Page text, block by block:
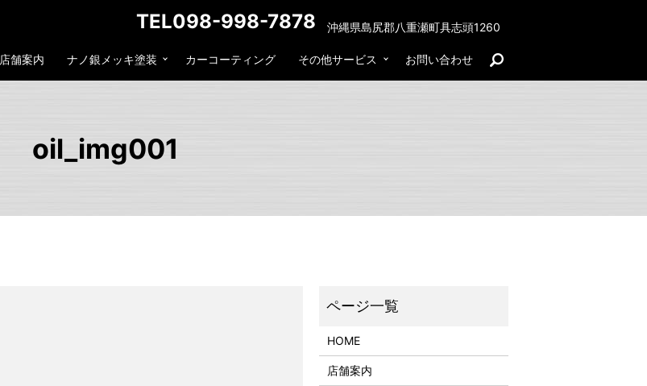
店舗案内 ナノ銀メッキ塗装 カーコーティング その他サービス お問い合わせ search
TEL098-998-7878 沖縄県島尻郡八重瀬町具志頭1260
oil_img001
HOME
店舗案内